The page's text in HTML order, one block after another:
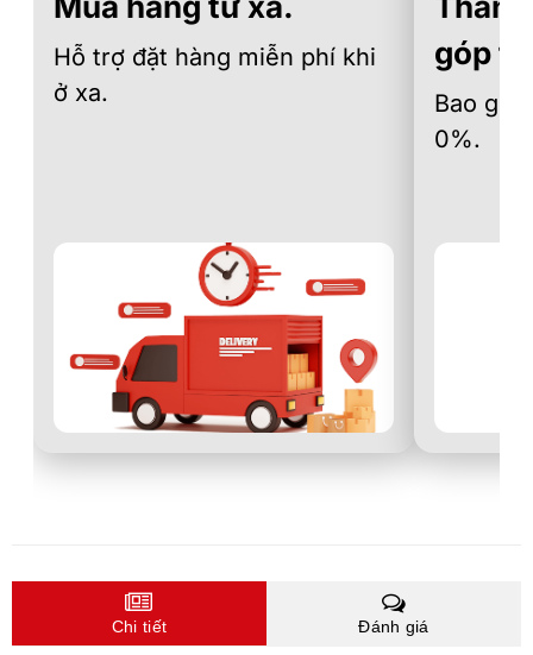
Hỗ trợ đặt hàng miễn phí khi
ở xa.
góp
Bao
0%.
Chi tiết Đánh giá